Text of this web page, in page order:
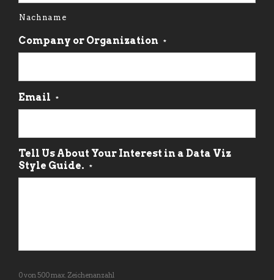
Nachname
Company or Organization *
Email *
Tell Us About Your Interest in a Data Viz
Style Guide.
*
0 von 500 max. Zeichenanzahl